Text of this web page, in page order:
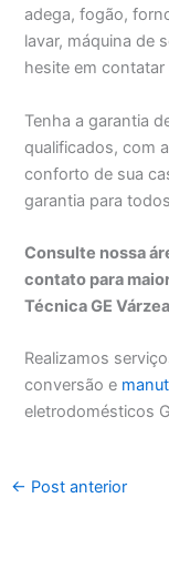
adega, fogão,
lavar, máquina de
hesite em contatar
Tenha a garantia
qualificados, com
conforto de sua
garantia para
Consulte nossa
contato para
Técnica GE
Realizamos
conversão e
eletrodomésticos
← Post anterior